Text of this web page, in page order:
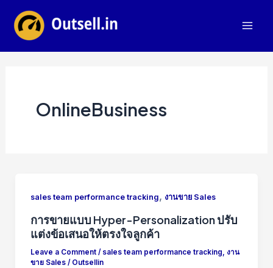
content
OnlineBusiness
sales team performance tracking, งานขาย Sales
การขายแบบ Hyper-Personalization ปรับ
แต่งข้อเสนอให้ตรงใจลูกค้า
Leave a Comment / sales team performance tracking, งาน
ขาย Sales/ Outsellin